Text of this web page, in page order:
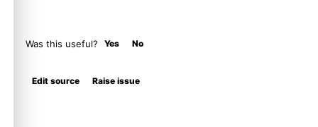
Was this useful? Yes No
Edit source Raise issue